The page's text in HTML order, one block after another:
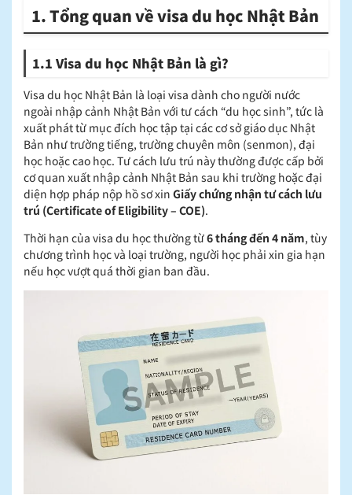
1. Tổng quan về visa du học Nhật Bản
1.1 Visa du học Nhật Bản là gì?
Visa du học Nhật Bản là loại visa dành cho người nước
ngoài nhập cảnh Nhật Bản với tư cách “du học sinh”, tức là
xuất phát từ mục đích học tập tại các cơ sở giáo dục Nhật
Bản như trường tiếng, trường chuyên môn (senmon), đại
học hoặc cao học. Tư cách lưu trú này thường được cấp bởi
cơ quan xuất nhập cảnh Nhật Bản sau khi trường hoặc đại
diện hợp pháp nộp hồ sơ xin Giấy chứng nhận tư cách lưu
trú (Certificate of Eligibility – COE).
Thời hạn của visa du học thường từ6 tháng đến 4 năm, tùy
chương trình học và loại trường, người học phải xin gia hạn
nếu học vượt quá thời gian ban đầu.